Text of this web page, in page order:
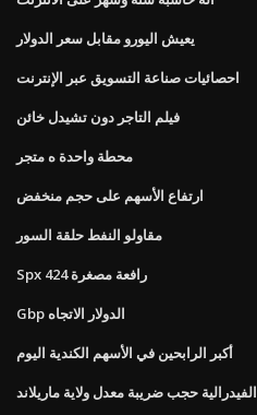
يعيش اليورو مقابل سعر الدولار
احصائيات صناعة التسويق عبر الإنترنت
فيلم التاجر دون تشيدل خائن
محطة واحدة ه متجر
ارتفاع الأسهم على حجم منخفض
مقاولو النفط حلقة السور
Spx 424 رافعة مصغرة
Gbp الدولار الاتجاه
أكبر الرابحين في الأسهم الكندية اليوم
الفيدرالية حجب ضريبة معدل ولاية ماريلاند